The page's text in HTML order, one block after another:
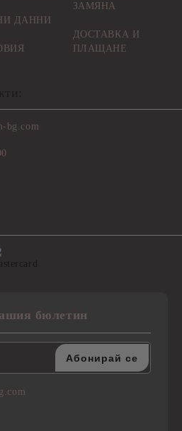
ДАННИ
ЗАМЯНА
ДОСТАВКА И
ПЛАЩАНЕ
bg.com
бюлетин